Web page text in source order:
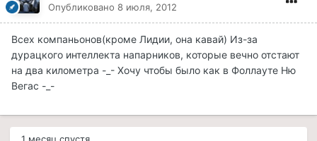
Опубликовано 8 июля, 2012
Всех компаньонов(кроме Лидии, она кавай) Из-за
дурацкого интеллекта напарников, которые вечно отстают
на два километра -_- Хочу чтобы было как в Фоллауте Ню
Вегас -_-